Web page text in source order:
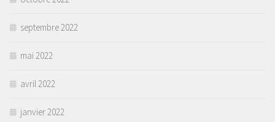
septembre 2022
mai 2022
avril 2022
janvier 2022